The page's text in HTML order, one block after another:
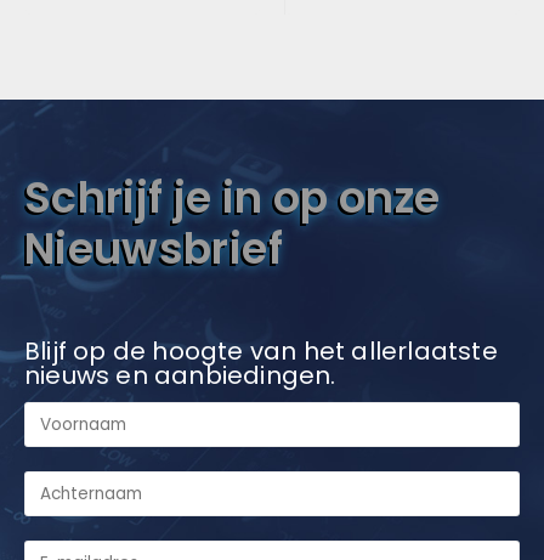
Schrijf je in op onze
Nieuwsbrief
Blijf op de hoogte van het allerlaatste
nieuws en aanbiedingen.